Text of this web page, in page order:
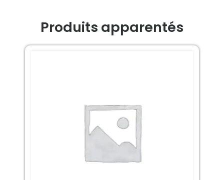
Produits apparentés